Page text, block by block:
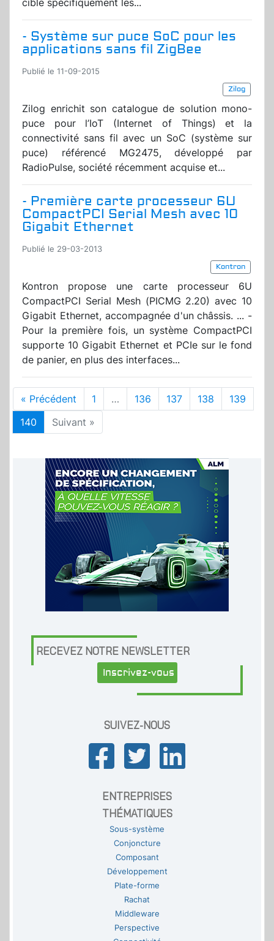
cible spécifiquement les...
- Système sur puce SoC pour les
applications sans fil ZigBee
Publié le 11-09-2015
Zilog
Zilog enrichit son catalogue de solution mono-
puce pour l’IoT (Internet of Things) et la
connectivité sans fil avec un SoC (système sur
puce) référencé MG2475, développé par
RadioPulse, société récemment acquise et...
- Première carte processeur 6U
CompactPCI Serial Mesh avec 10
Gigabit Ethernet
Publié le 29-03-2013
Kontron
Kontron propose une carte processeur 6U
CompactPCI Serial Mesh (PICMG 2.20) avec 10
Gigabit Ethernet, accompagnée d'un châssis. ... -
Pour la première fois, un système CompactPCI
supporte 10 Gigabit Ethernet et PCIe sur le fond
de panier, en plus des interfaces...
« Précédent 1 … 136 137 138
139
140
Suivant »
RECEVEZ NOTRE NEWSLETTER
Inscrivez-vous
SUIVEZ-NOUS
ENTREPRISES
THÉMATIQUES
Sous-système
Conjoncture
Composant
Développement
Plate-forme
Rachat
Middleware
Perspective